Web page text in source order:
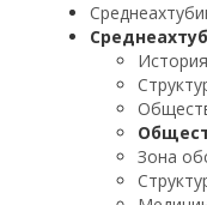
История
Зона